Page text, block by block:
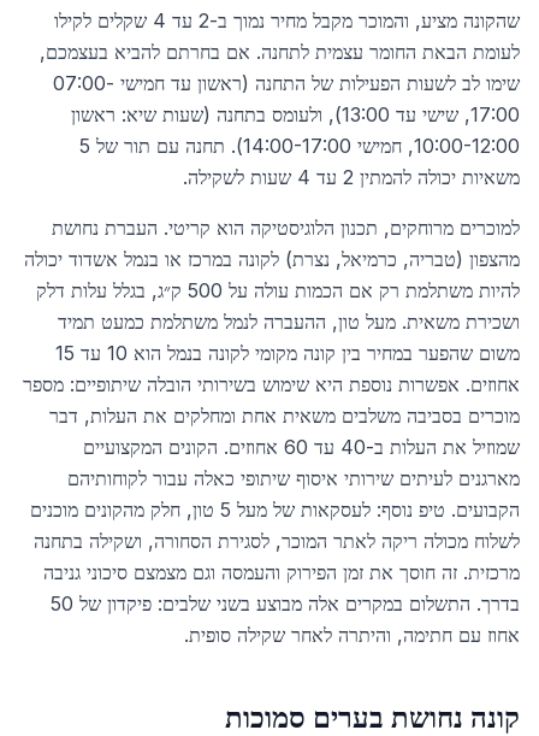
שהקונה מציע, והמוכר מקבל מחיר נמוך ב-2 עד 4 שקלים לקילו
לעומת הבאת החומר עצמית לתחנה. אם בחרתם להביא בעצמכם,
שימו לב לשעות הפעילות של התחנה (ראשון עד חמישי 07:00-
17:00, שישי עד 13:00), ולעומס בתחנה (שעות שיא: ראשון
10:00-12:00, חמישי 14:00-17:00). תחנה עם תור של 5
משאיות יכולה להמתין 2 עד 4 שעות לשקילה.
למוכרים מרוחקים, תכנון הלוגיסטיקה הוא קריטי. העברת נחושת
מהצפון (טבריה, כרמיאל, נצרת) לקונה במרכז או בנמל אשדוד יכולה
להיות משתלמת רק אם הכמות עולה על 500 ק״ג, בגלל עלות דלק
ושכירת משאית. מעל טון, ההעברה לנמל משתלמת כמעט תמיד
משום שהפער במחיר בין קונה מקומי לקונה בנמל הוא 10 עד 15
אחוזים. אפשרות נוספת היא שימוש בשירותי הובלה שיתופיים: מספר
מוכרים בסביבה משלבים משאית אחת ומחלקים את העלות, דבר
שמוזיל את העלות ב-40 עד 60 אחוזים. הקונים המקצועיים
מארגנים לעיתים שירותי איסוף שיתופי כאלה עבור לקוחותיהם
הקבועים. טיפ נוסף: לעסקאות של מעל 5 טון, חלק מהקונים מוכנים
לשלוח מכולה ריקה לאתר המוכר, לסגירת הסחורה, ושקילה בתחנה
מרכזית. זה חוסך את זמן הפירוק והעמסה וגם מצמצם סיכוני גניבה
בדרך. התשלום במקרים אלה מבוצע בשני שלבים: פיקדון של 50
אחוז עם חתימה, והיתרה לאחר שקילה סופית.
קונה נחושת בערים סמוכות